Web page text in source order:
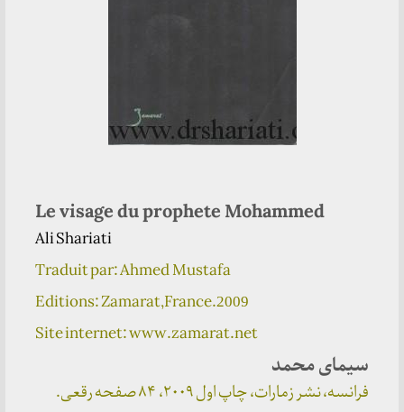
Le visage du prophete Mohammed
Ali Shariati
Traduit par: Ahmed Mustafa
Editions: Zamarat,France.2009
Site internet: www.zamarat.net
سیمای محمد
فرانسه، نشر زمارات، چاپ اول ۲۰۰۹، ۸۴ صفحه رقعی.